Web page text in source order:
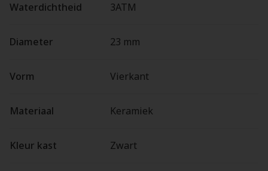
Waterdichtheid
3ATM
Diameter 23 mm
Vorm Vierkant
Materiaal Keramiek
Kleur kast Zwart